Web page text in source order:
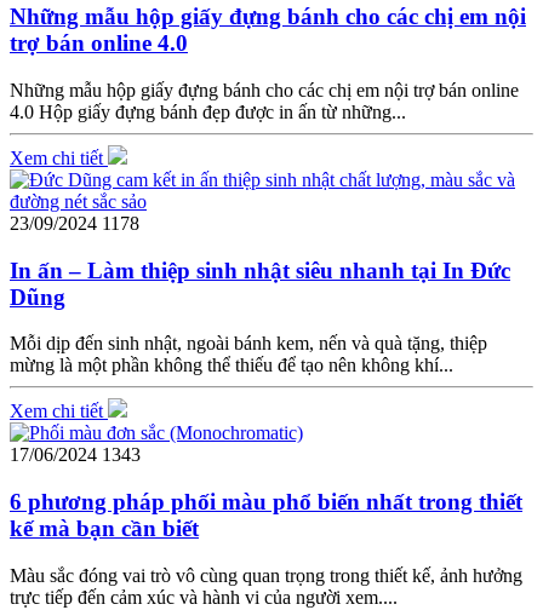
Những mẫu hộp giấy đựng bánh cho các chị em nội
trợ bán online 4.0
Những mẫu hộp giấy đựng bánh cho các chị em nội trợ bán online
4.0 Hộp giấy đựng bánh đẹp được in ấn từ những...
Xem chi tiết
23/09/2024 1178
In ấn – Làm thiệp sinh nhật siêu nhanh tại In Đức
Dũng
Mỗi dịp đến sinh nhật, ngoài bánh kem, nến và quà tặng, thiệp
mừng là một phần không thể thiếu để tạo nên không khí...
Xem chi tiết
17/06/2024 1343
6 phương pháp phối màu phổ biến nhất trong thiết
kế mà bạn cần biết
Màu sắc đóng vai trò vô cùng quan trọng trong thiết kế, ảnh hưởng
trực tiếp đến cảm xúc và hành vi của người xem....